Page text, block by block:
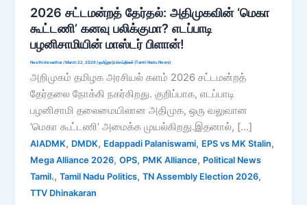
2026 சட்டமன்றத் தேர்தல்: அதிமுகவின் ‘மெகா
கூட்டணி’ கனவு பலிக்குமா? எடப்பாடி
பழனிசாமியின் மாஸ்டர் பிளான்!
Neethidevadhai/March 22, 2026/தமிழ்நாடு செய்திகள் (Tamil Nadu News)
அறிமுகம் தமிழக அரசியல் களம் 2026 சட்டமன்றத்
தேர்தலை நோக்கி நகர்கிறது. குறிப்பாக, எடப்பாடி
பழனிசாமி தலைமையிலான அதிமுக, ஒரு வலுவான
‘மெகா கூட்டணி’ அமைக்க முயல்கிறது.இதனால், […]
AIADMK, DMDK, Edappadi Palaniswami, EPS vs MK Stalin,
Mega Alliance 2026,OPS, PMK Alliance, Political News
Tamil.,Tamil Nadu Politics,TN Assembly Election 2026,
TTV Dhinakaran